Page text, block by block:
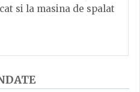
si la masina de spalat
părerea dvs. Pentru